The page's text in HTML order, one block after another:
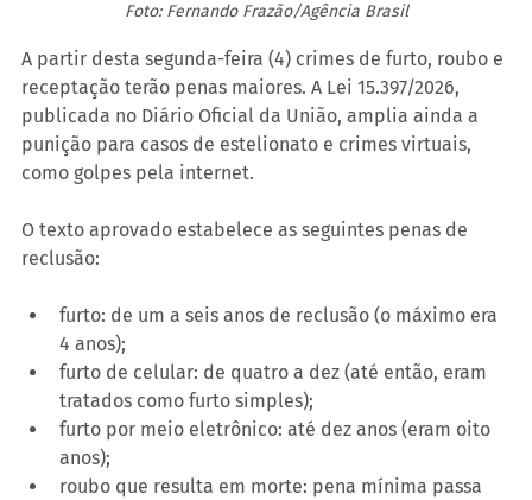
Foto: Fernando Frazão/Agência Brasil
A partir desta segunda-feira (4) crimes de furto, roubo e
receptação terão penas maiores. A Lei 15.397/2026,
publicada no Diário Oficial da União, amplia ainda a
punição para casos de estelionato e crimes virtuais,
como golpes pela internet.
O texto aprovado estabelece as seguintes penas de
reclusão:
furto: de um a seis anos de reclusão (o máximo era
4 anos);
furto de celular: de quatro a dez (até então, eram
tratados como furto simples);
furto por meio eletrônico: até dez anos (eram oito
anos);
roubo que resulta em morte: pena mínima passa